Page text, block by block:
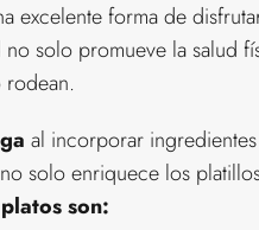
excelente forma de
solo promueve la salud
rodean.
al incorporar
solo enriquece los
son: